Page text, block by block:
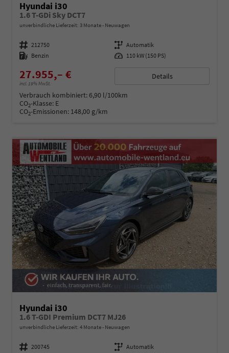
Hyundai i30
1.6 T-GDi Sky DCT7
unverbindliche Lieferzeit: 3 Monate Neuwagen
Fahrzeugnummer 212750 Getriebe Automatik
Kraftstoff Benzin Leistung 110 kW (150 PS)
27.955,– €
incl. 19% MwSt.
Details
Verbrauch kombiniert:6,90 l/100km
CO2-Klasse: E
CO2-Emissionen: 148,00 g/km
Hyundai i30
1.6 T-GDI Premium DCT7 MJ26
unverbindliche Lieferzeit: 4 Monate Neuwagen
Fahrzeugnummer 200745 Getriebe Automatik